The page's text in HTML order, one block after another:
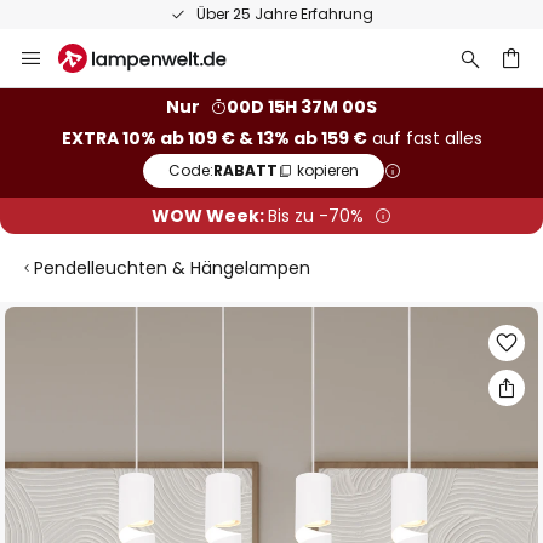
Über 25 Jahre Erfahrung
Inhalt
Nur
00D 15H 36M 59S
EXTRA 10% ab 109 € & 13% ab 159 €auf fast alles
Code:RABATT kopieren
WOW Week:Bis zu -70%
Pendelleuchten & Hängelampen
Zum